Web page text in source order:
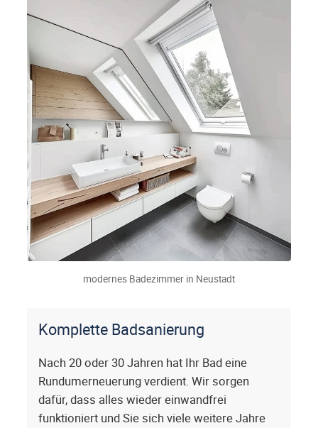
modernes Badezimmer in Neustadt
Komplette Badsanierung
Nach 20 oder 30 Jahren hat Ihr Bad eine
Rundumerneuerung verdient. Wir sorgen
dafür, dass alles wieder einwandfrei
funktioniert und Sie sich viele weitere Jahre